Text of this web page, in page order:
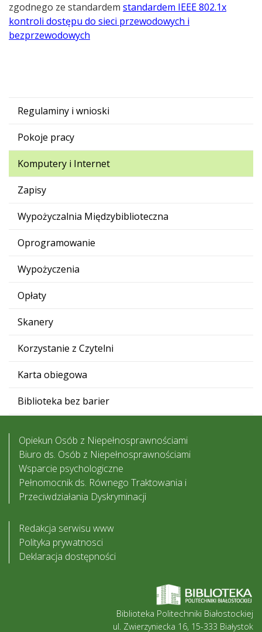
zgodnego ze standardem standardem IEEE 802.1x
kontroli dostępu do sieci przewodowych i
bezprzewodowych
Regulaminy i wnioski
Pokoje pracy
Komputery i Internet
Zapisy
Wypożyczalnia Międzybiblioteczna
Oprogramowanie
Wypożyczenia
Opłaty
Skanery
Korzystanie z Czytelni
Karta obiegowa
Biblioteka bez barier
Opiekun Osób z Niepełnosprawnościami
Biuro ds. Osób z Niepełnosprawnościami
Wsparcie psychologiczne
Pełnomocnik ds. Równego Traktowania i
Przeciwdziałania Dyskryminacji
Redakcja serwisu www
Polityka prywatnosci
Deklaracja dostępności
Biblioteka Politechniki Białostockiej
ul. Zwierzyniecka 16, 15-333 Białystok